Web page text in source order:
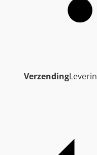
Verzending